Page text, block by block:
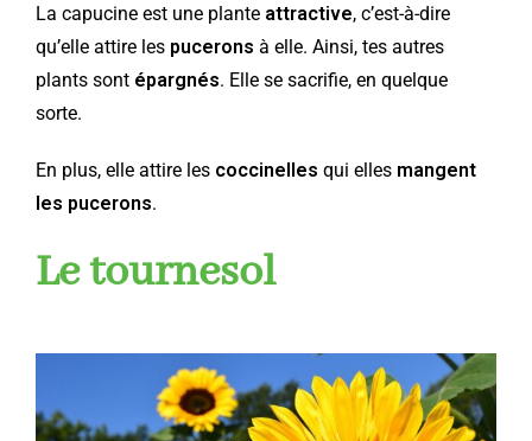
La capucine est une plante attractive, c’est-à-dire
qu’elle attire les pucerons à elle. Ainsi, tes autres
plants sont épargnés. Elle se sacrifie, en quelque
sorte.
En plus, elle attire les coccinelles qui elles mangent
les pucerons.
Le tournesol